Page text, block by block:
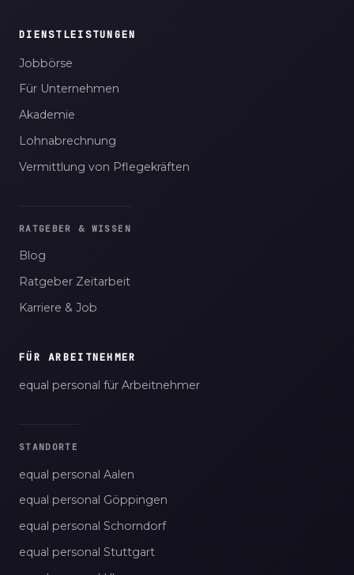
DIENSTLEISTUNGEN
Jobbörse
Für Unternehmen
Akademie
Lohnabrechnung
Vermittlung von Pflegekräften
RATGEBER & WISSEN
Blog
Ratgeber Zeitarbeit
Karriere & Job
FÜR ARBEITNEHMER
equal personal für Arbeitnehmer
STANDORTE
equal personal Aalen
equal personal Göppingen
equal personal Schorndorf
equal personal Stuttgart